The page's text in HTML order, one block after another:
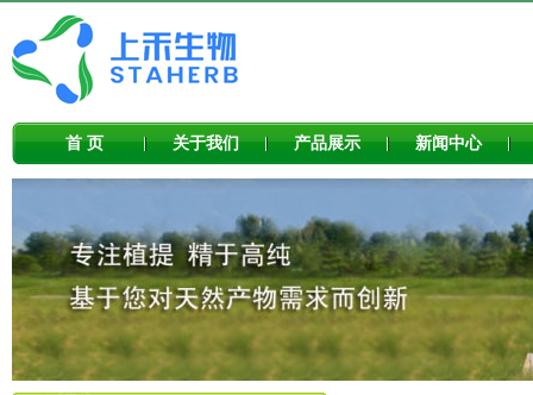
首 页 关于我们 产品展示 新闻中心